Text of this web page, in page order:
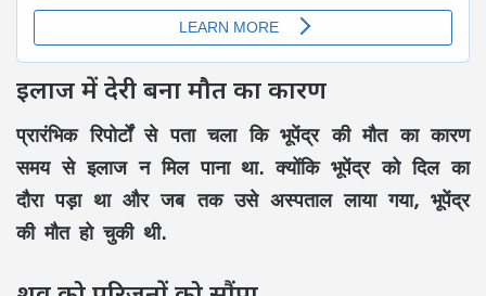
इलाज में देरी बना मौत का कारण
प्रारंभिक रिपोर्टों से पता चला कि भूपेंद्र की मौत का कारण
समय से इलाज न मिल पाना था. क्योंकि भूपेंद्र को दिल का
दौरा पड़ा था और जब तक उसे अस्पताल लाया गया, भूपेंद्र
की मौत हो चुकी थी.